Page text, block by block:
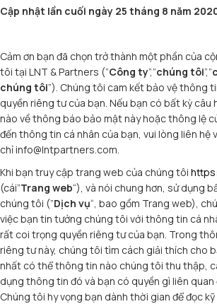
Cập nhật lần cuối ngày 25 tháng 8 năm
Cảm ơn bạn đã chọn trở thành một phần của
tôi tại LNT & Partners (”Công ty”,”chúng tôi”,”
chúng tôi”). Chúng tôi cam kết bảo vệ thông
quyền riêng tư của bạn. Nếu bạn có bất kỳ câu
nào về thông báo bảo mật này hoặc thông lệ
đến thông tin cá nhân của bạn, vui lòng liên hệ
chỉ info@lntpartners.com.
Khi bạn truy cập trang web của chúng tôi
(cái”Trang web“), và nói chung hơn, sử dụng
chúng tôi (”Dịch vụ“, bao gồm Trang web),
việc bạn tin tưởng chúng tôi với thông tin cá
rất coi trọng quyền riêng tư của bạn. Trong
riêng tư này, chúng tôi tìm cách giải thích cho
nhất có thể thông tin nào chúng tôi thu thập,
dụng thông tin đó và bạn có quyền gì liên quan
Chúng tôi hy vọng bạn dành thời gian để đọc